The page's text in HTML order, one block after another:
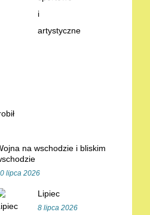
na wschodzie i bliskim
lipca 2026
Lipiec
8 lipca 2026